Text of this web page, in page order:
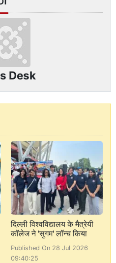
Desk
दिल्ली विश्वविद्यालय के मैत्रेयी
कॉलेज ने 'सुगम' लॉन्च किया
Published On 28 Jul 2026
09:40:25